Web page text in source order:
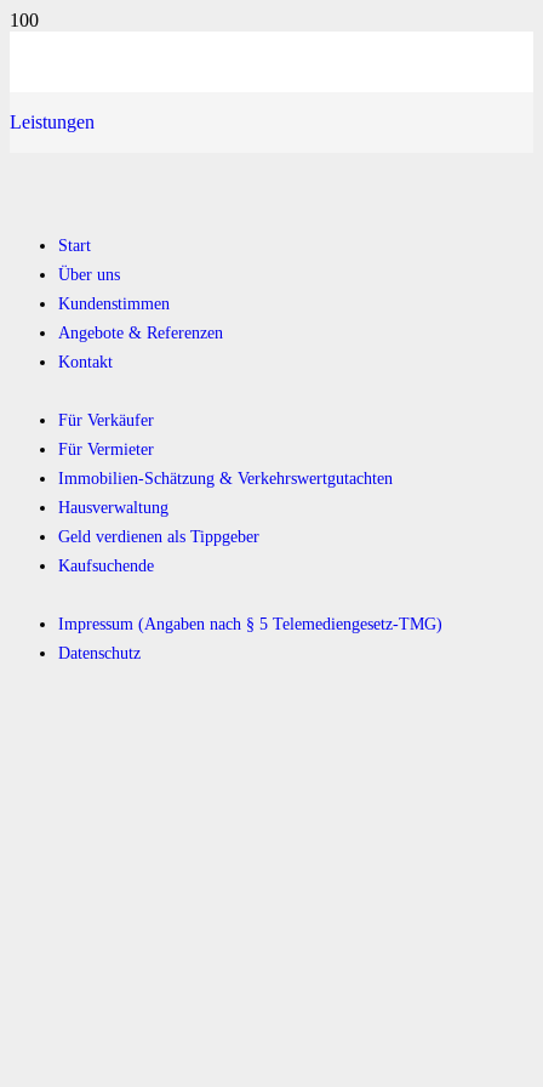
Leistungen
Start
Über uns
Kundenstimmen
Angebote & Referenzen
Kontakt
Für Verkäufer
Für Vermieter
Immobilien-Schätzung & Verkehrswertgutachten
Hausverwaltung
Geld verdienen als Tippgeber
Kaufsuchende
Impressum (Angaben nach § 5 Telemediengesetz-TMG)
Datenschutz